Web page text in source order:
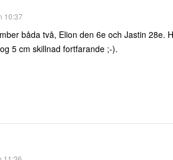
10:37
båda två, Elion den 6e och Jastin 28e.
5 cm skillnad fortfarande ;-).